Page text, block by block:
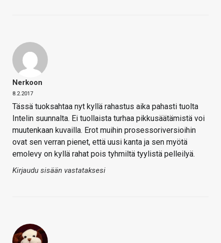
Nerkoon
8.2.2017
Tässä tuoksahtaa nyt kyllä rahastus aika pahasti tuolta
Intelin suunnalta. Ei tuollaista turhaa pikkusäätämistä voi
muutenkaan kuvailla. Erot muihin prosessoriversioihin
ovat sen verran pienet, että uusi kanta ja sen myötä
emolevy on kyllä rahat pois tyhmiltä tyylistä pelleilyä.
Kirjaudu sisään vastataksesi